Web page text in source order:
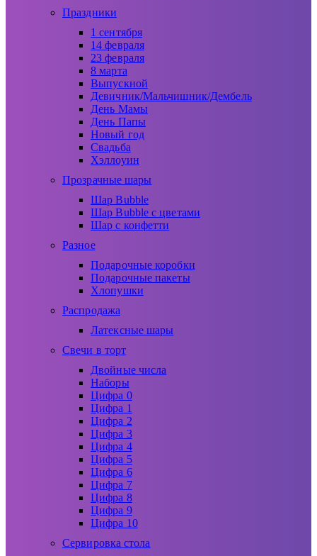
Праздники
1 сентября
14 февраля
23 февраля
8 марта
Выпускной
Девичник/Мальчишник/Дембель
День Мамы
День Папы
Новый год
Свадьба
Хэллоуин
Прозрачные шары
Шар Bubble
Шар Bubble с цветами
Шар с конфетти
Разное
Подарочные коробки
Подарочные пакеты
Хлопушки
Распродажа
Латексные шары
Свечи в торт
Двойные числа
Наборы
Цифра 0
Цифра 1
Цифра 2
Цифра 3
Цифра 4
Цифра 5
Цифра 6
Цифра 7
Цифра 8
Цифра 9
Цифра 10
Сервировка стола